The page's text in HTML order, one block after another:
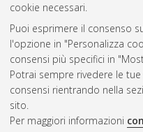
cookie necessari.
Puoi esprimere il consenso
l'opzione in "Personalizza
consensi più specifici in
Potrai sempre rivedere le
consensi rientrando nella
sito.
Per maggiori informazioni
Atom
Rss 1.0
Rss 2.0
AMS Laurea